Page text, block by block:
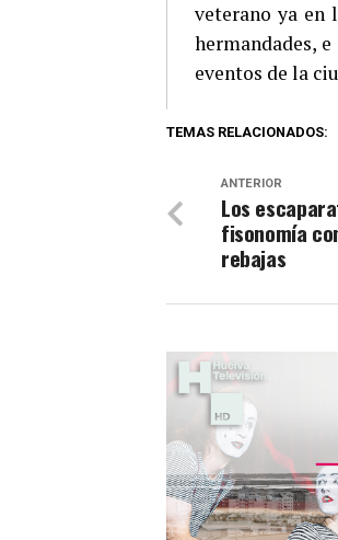
veterano ya en
hermandades,
eventos de la
TEMAS RELACIONADOS:
ANTERIOR
Los
fisonomía
rebajas